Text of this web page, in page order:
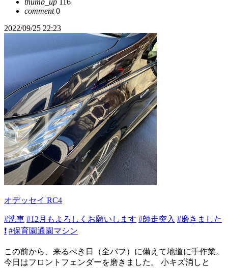
thumb_up 116
comment0
2022/09/25 22:23
オデッセイ RC4
#洗車 #12月もよろしくお願いします #師走突入 #磨きました
❗ #保育園通園マシン
この前から、来るべき日（全バフ）に備えて地道に手作業。
今日はフロントフェンダーを磨きました。 小キズ消しと